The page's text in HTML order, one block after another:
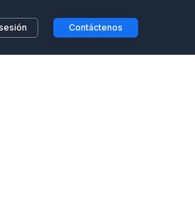
Contáctenos